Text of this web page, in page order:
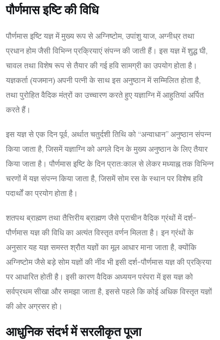
पौर्णमास इष्टि की विधि
पौर्णमास इष्टि यज्ञ में मुख्य रूप से अग्निष्टोम, उपांशु याज, अग्नीध्र तथा
प्रधान होम जैसी विभिन्न प्रक्रियाएं संपन्न की जाती हैं। इस यज्ञ में शुद्ध घी,
चावल तथा विशेष रूप से तैयार की गई हवि सामग्री का उपयोग होता है।
यज्ञकर्ता (यजमान) अपनी पत्नी के साथ इस अनुष्ठान में सम्मिलित होता है,
तथा पुरोहित वैदिक मंत्रों का उच्चारण करते हुए यज्ञाग्नि में आहुतियां अर्पित
करते हैं।
इस यज्ञ से एक दिन पूर्व, अर्थात चतुर्दशी तिथि को “अन्वाधान” अनुष्ठान संपन्न
किया जाता है, जिसमें यज्ञाग्नि को अगले दिन के मुख्य अनुष्ठान के लिए तैयार
किया जाता है। पौर्णमास इष्टि के दिन प्रातःकाल से लेकर मध्याह्न तक विभिन्न
चरणों में यज्ञ संपन्न किया जाता है, जिसमें सोम रस के स्थान पर विशेष हवि
पदार्थों का प्रयोग होता है।
शतपथ ब्राह्मण तथा तैत्तिरीय ब्राह्मण जैसे प्राचीन वैदिक ग्रंथों में दर्श-
पौर्णमास यज्ञ की विधि का अत्यंत विस्तृत वर्णन मिलता है। इन ग्रंथों के
अनुसार यह यज्ञ समस्त श्रौत यज्ञों का मूल आधार माना जाता है, क्योंकि
अग्निष्टोम जैसे बड़े सोम यज्ञों की नींव भी इसी दर्श-पौर्णमास यज्ञ की प्रक्रिया
पर आधारित होती है। इसी कारण वैदिक अध्ययन परंपरा में इस यज्ञ को
सर्वप्रथम सीखा और समझा जाता है, इससे पहले कि कोई अधिक विस्तृत यज्ञों
की ओर अग्रसर हो।
आधुनिक संदर्भ में सरलीकृत पूजा